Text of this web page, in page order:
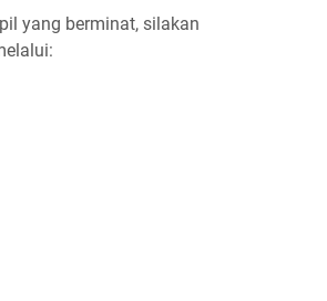
yang berminat, silakan